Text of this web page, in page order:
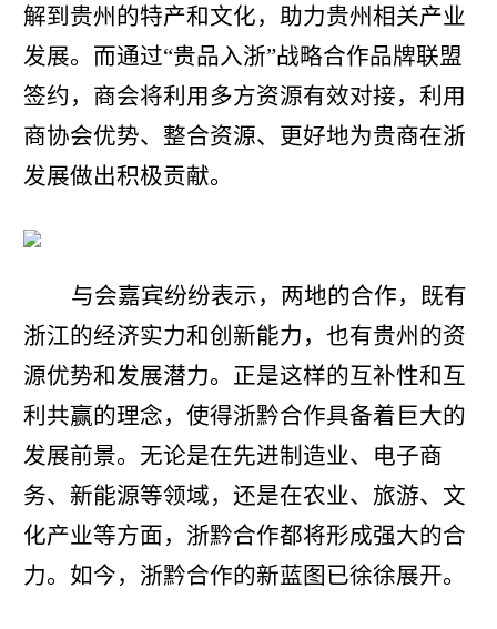
解到贵州的特产和文化，助力贵州相关产业
发展。而通过“贵品入浙”战略合作品牌联盟
签约，商会将利用多方资源有效对接，利用
商协会优势、整合资源、更好地为贵商在浙
发展做出积极贡献。
与会嘉宾纷纷表示，两地的合作，既有
浙江的经济实力和创新能力，也有贵州的资
源优势和发展潜力。正是这样的互补性和互
利共赢的理念，使得浙黔合作具备着巨大的
发展前景。无论是在先进制造业、电子商
务、新能源等领域，还是在农业、旅游、文
化产业等方面，浙黔合作都将形成强大的合
力。如今，浙黔合作的新蓝图已徐徐展开。